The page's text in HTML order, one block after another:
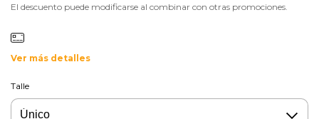
El descuento puede modificarse al combinar con otras promociones.
Ver más detalles
Talle